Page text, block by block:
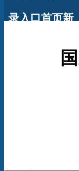
录入口首页新